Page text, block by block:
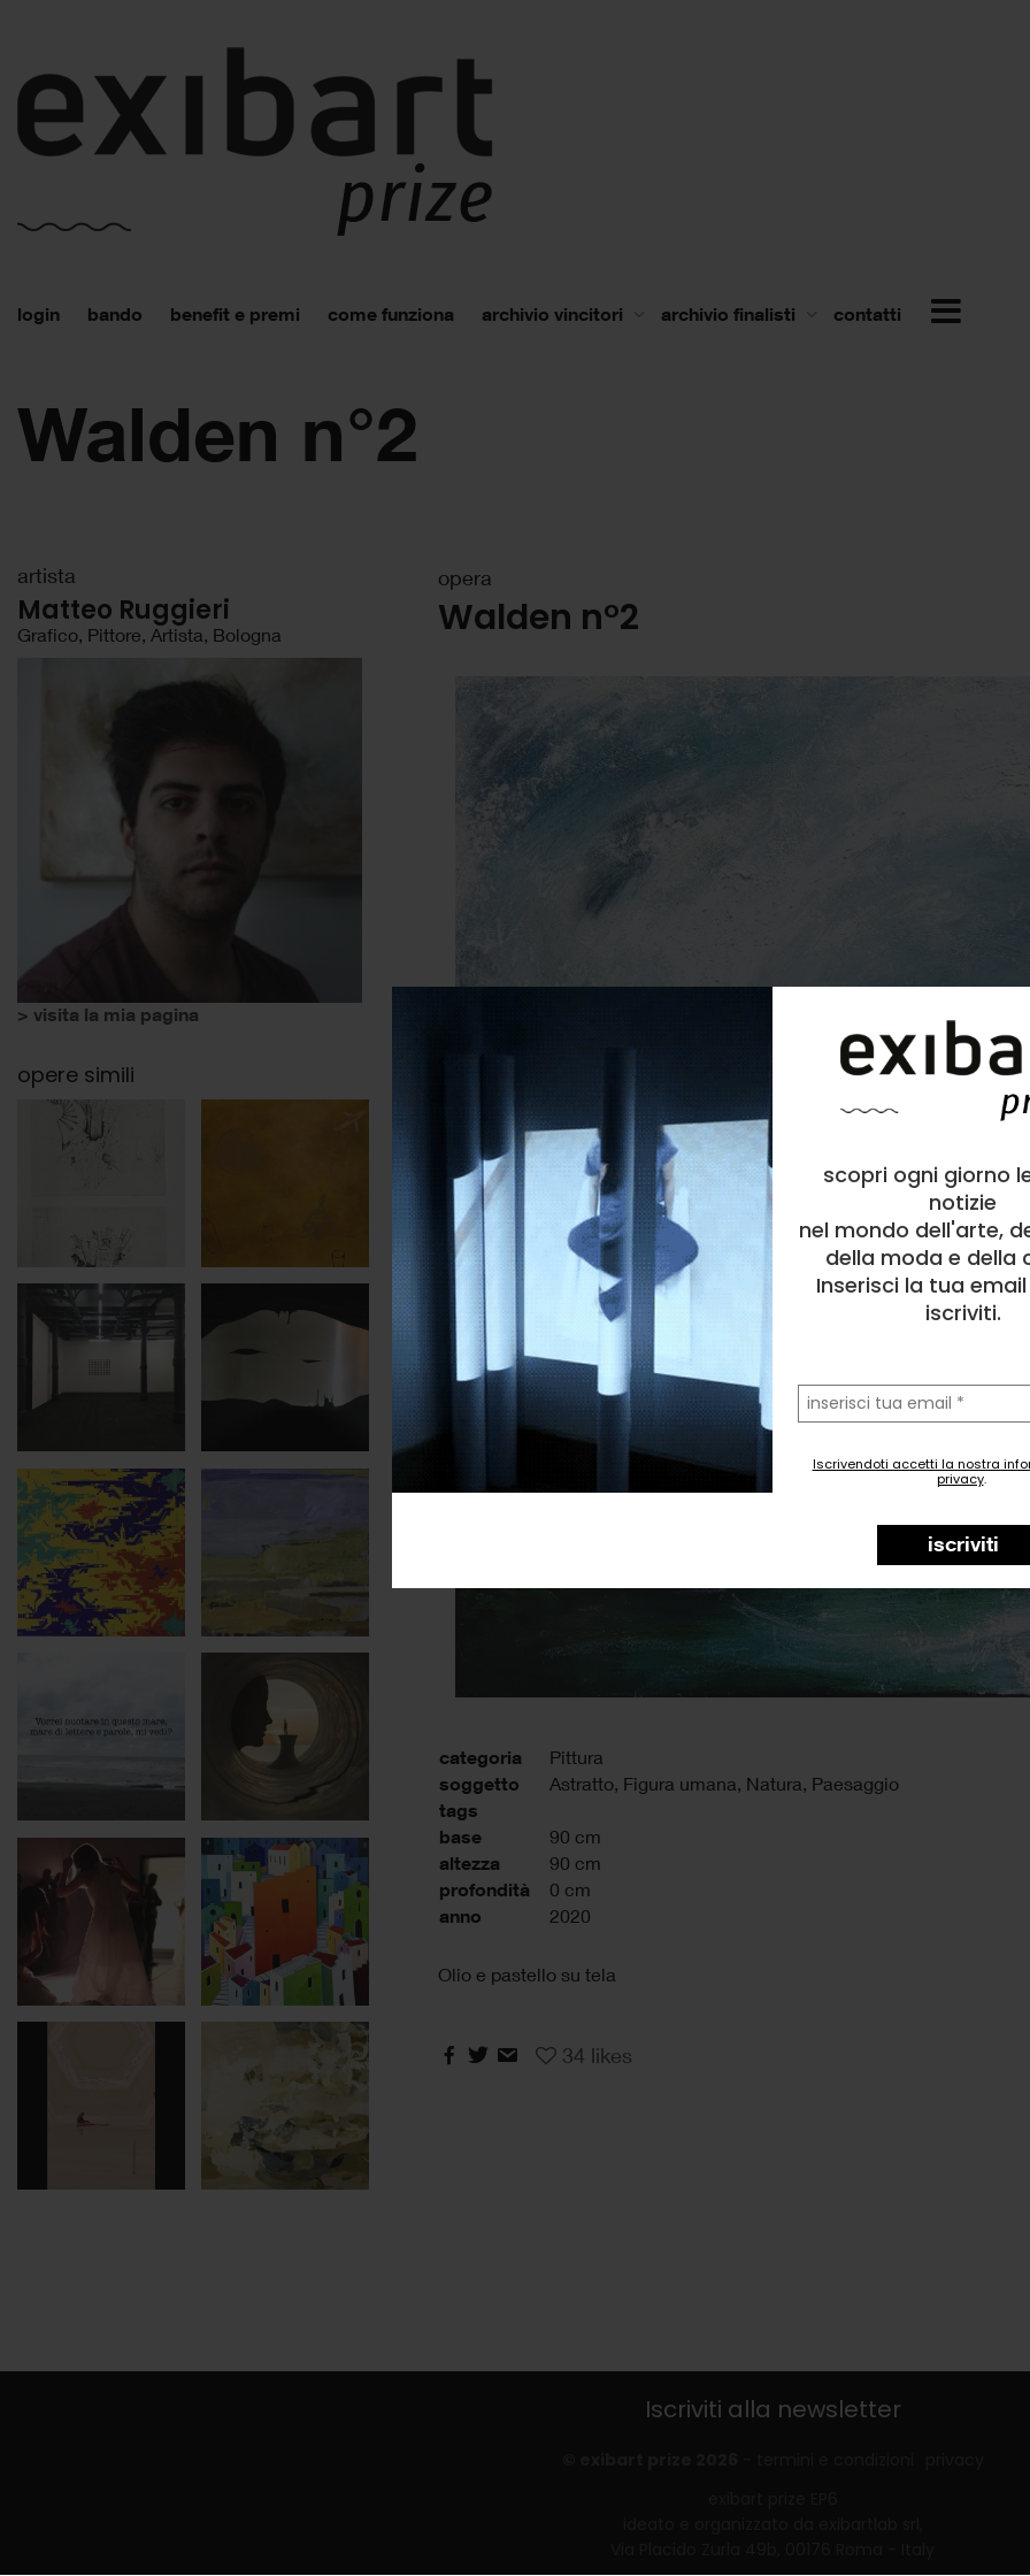
scopri ogni giorno
notizie
nel mondo dell'arte,
della moda e della
Inserisci la tua
iscriviti.
la
tua
email
Iscrivendoti accetti la nostra
privacy.
iscriviti
login bando benefit e premi come funziona archivio vincitori archivio finalisti contatti
Walden n°2
opera
Walden n°2
categoria Pittura
soggetto Astratto, Figura umana, Natura, Paesaggio
tags
base
90 cm
altezza 90 cm
profondità 0 cm
anno 2020
Olio e pastello su tela
34 likes
artista
Matteo Ruggieri
Grafico, Pittore, Artista, Bologna
> visita la mia pagina
opere simili
Iscriviti alla newsletter